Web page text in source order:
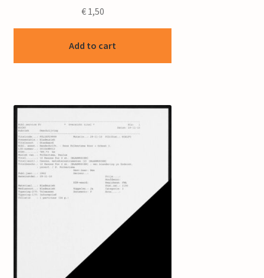
€1,50
Add to cart